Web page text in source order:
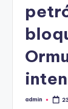
Publicado
admin